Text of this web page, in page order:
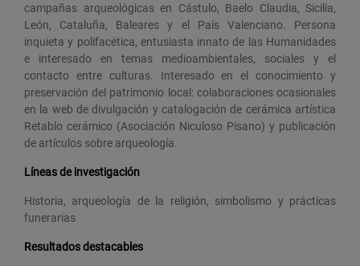
campañas arqueológicas en Cástulo, Baelo Claudia, Sicilia,
León, Cataluña, Baleares y el País Valenciano. Persona
inquieta y polifacética, entusiasta innato de las Humanidades
e interesado en temas medioambientales, sociales y el
contacto entre culturas. Interesado en el conocimiento y
preservación del patrimonio local: colaboraciones ocasionales
en la web de divulgación y catalogación de cerámica artística
Retablo cerámico (Asociación Niculoso Pisano) y publicación
de artículos sobre arqueología.
Líneas de investigación
Historia, arqueología de la religión, simbolismo y prácticas
funerarias
Resultados destacables